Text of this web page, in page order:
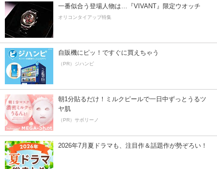
一番似合う登場人物は…『VIVANT』限定ウオッチ
オリコンタイアップ特集
自販機にピッ！ですぐに買えちゃう
（PR）ジハンピ
朝1分貼るだけ！ミルクピールで一日中ずっとうるツ
ヤ肌
（PR）サボリーノ
2026年7月夏ドラマも、注目作＆話題作が勢ぞろい！